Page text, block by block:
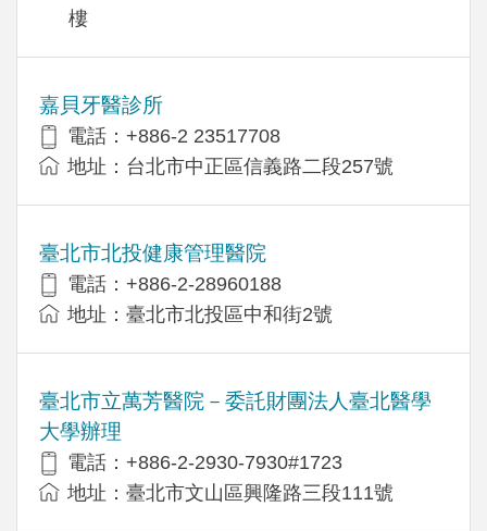
樓
嘉貝牙醫診所
電話：+886-2 23517708
地址：台北市中正區信義路二段257號
臺北市北投健康管理醫院
電話：+886-2-28960188
地址：臺北市北投區中和街2號
臺北市立萬芳醫院－委託財團法人臺北醫學
大學辦理
電話：+886-2-2930-7930#1723
地址：臺北市文山區興隆路三段111號